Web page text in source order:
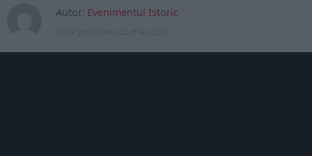
Autor: Evenimentul Istoric